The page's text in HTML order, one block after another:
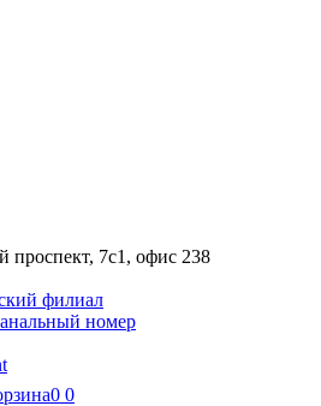
проспект, 7с1, офис 238
филиал
номер
0 0